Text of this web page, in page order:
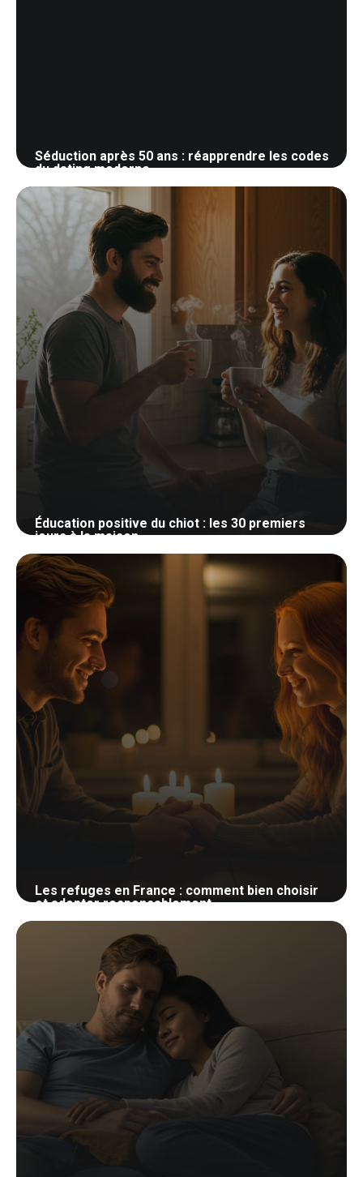
Séduction après 50 ans : réapprendre les codes
du dating moderne
28 mai 2026
Éducation positive du chiot : les 30 premiers
jours à la maison
27 mai 2026
Les refuges en France : comment bien choisir
et adopter responsablement